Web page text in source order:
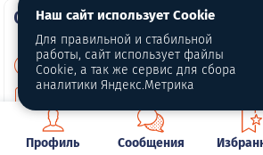
О портале
О нас
Для правообладателей
Политика конфиденциальности
Профиль Сообщения
Наш сайт использует Cookie
Для правильной и стабильной
работы, сайт использует файлы
Cookie, а так же сервис для сбора
аналитики Яндекс.Метрика